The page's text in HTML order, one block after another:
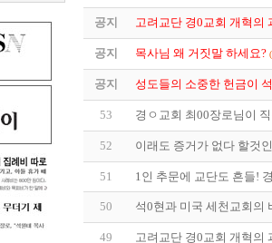
공지 고려교단 경0교회 개혁의
공지 목사님 왜 거짓말 하세요?
공지 성도들의 소중한 헌금이
53 경ㅇ교회 최00장로님이
52 이래도 증거가 없다 할것
51 1인 추문에 교단도 흔들!
50 석0현과 미국 세천교회의
49 고려교단 경0교회 개혁의